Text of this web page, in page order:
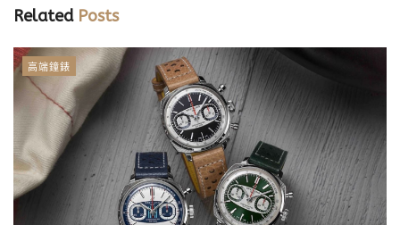
RelatedPosts
高端鐘錶